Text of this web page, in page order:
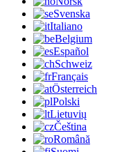
Svenska
Italiano
Belgium
Español
Schweiz
Français
Österreich
Polski
Lietuvių
Čeština
Română